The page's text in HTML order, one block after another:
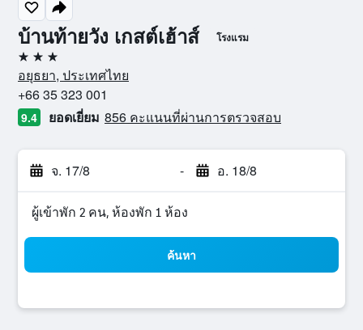
บ้านท้ายวัง เกสต์เฮ้าส์ โรงแรม
3 ดาว
อยุธยา, ประเทศไทย
+66 35 323 001
9.4 ยอดเยี่ยม 856 คะแนนที่ผ่านการตรวจสอบ
จ. 17/8 - อ. 18/8
ผู้เข้าพัก 2 คน, ห้องพัก 1 ห้อง
ค้นหา